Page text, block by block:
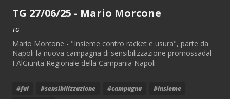
TG 27/06/25 - Mario Morcone
TG
Mario Morcone - "Insieme contro racket e usura", parte da
Napoli la nuova campagna di sensibilizzazione promossadal
FAlGiunta Regionale della Campania Napoli
#fai #sensibilizzazione #campagna
#insieme